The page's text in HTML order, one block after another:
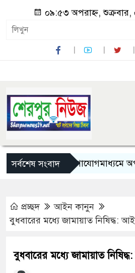
০৯:৫৩ অপরাহ্ন,
সর্বশেষ সংবাদ
সামাজিক যোগাযোগমাধ্যমে
প্রচ্ছদ
আইন কানুন
বুধবারের মধ্যে জামায়াত নিষিদ্ধ:
বুধবারের মধ্যে জামায়াত নিষিদ্ধ: